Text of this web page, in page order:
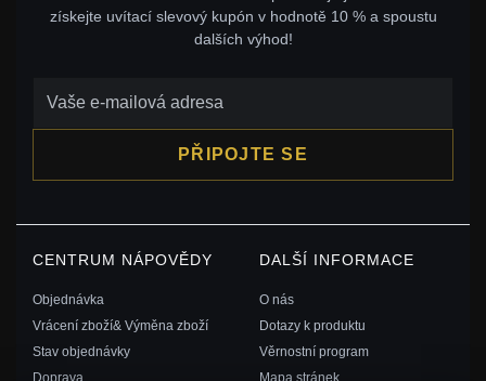
získejte uvítací slevový kupón v hodnotě 10 % a spoustu
dalších výhod!
PŘIPOJTE SE
CENTRUM NÁPOVĚDY
Objednávka
Vrácení zboží& Výměna zboží
Stav objednávky
Doprava
DALŠÍ INFORMACE
O nás
Dotazy k produktu
Věrnostní program
Mapa stránek